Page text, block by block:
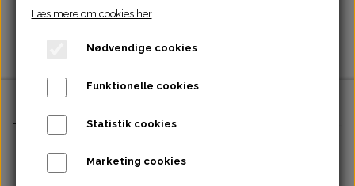
Forside
Forside Foder og Tilskud Hundefoder
Læs mere om cookies her
Nødvendige cookies
Funktionelle cookies
Statistik cookies
Marketing cookies